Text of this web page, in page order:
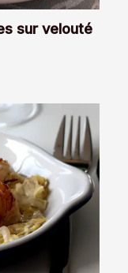
sur velouté